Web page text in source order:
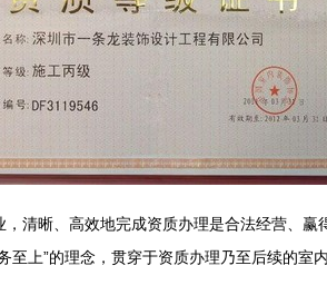
清晰、高效地完成资质办理是合法经营、
上”的理念，贯穿于资质办理乃至后续的室